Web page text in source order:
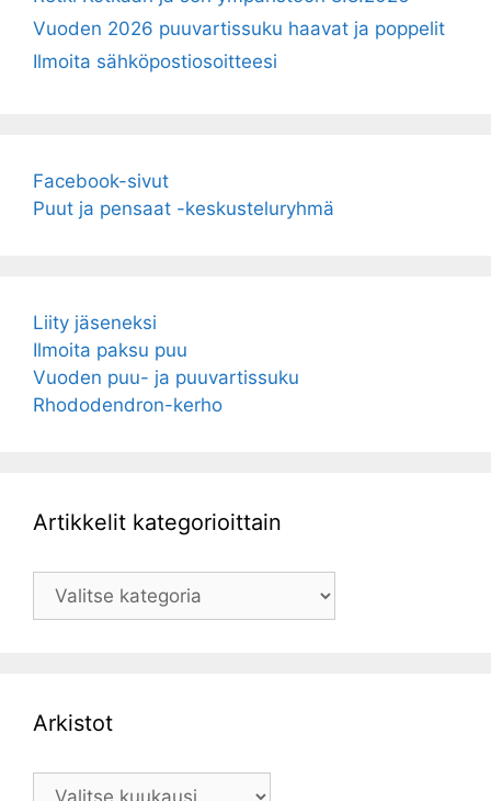
Vuoden 2026 puuvartissuku haavat ja poppelit
Ilmoita sähköpostiosoitteesi
Facebook-sivut
Puut ja pensaat -keskusteluryhmä
Liity jäseneksi
Ilmoita paksu puu
Vuoden puu- ja puuvartissuku
Rhododendron-kerho
Artikkelit kategorioittain
Artikkelit
Arkistot
Arkistot